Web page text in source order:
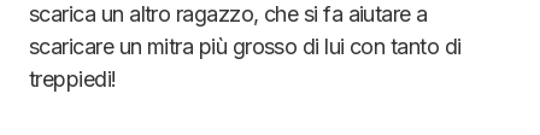
scarica un altro ragazzo, che si fa aiutare a
scaricare un mitra più grosso di lui con tanto di
treppiedi!